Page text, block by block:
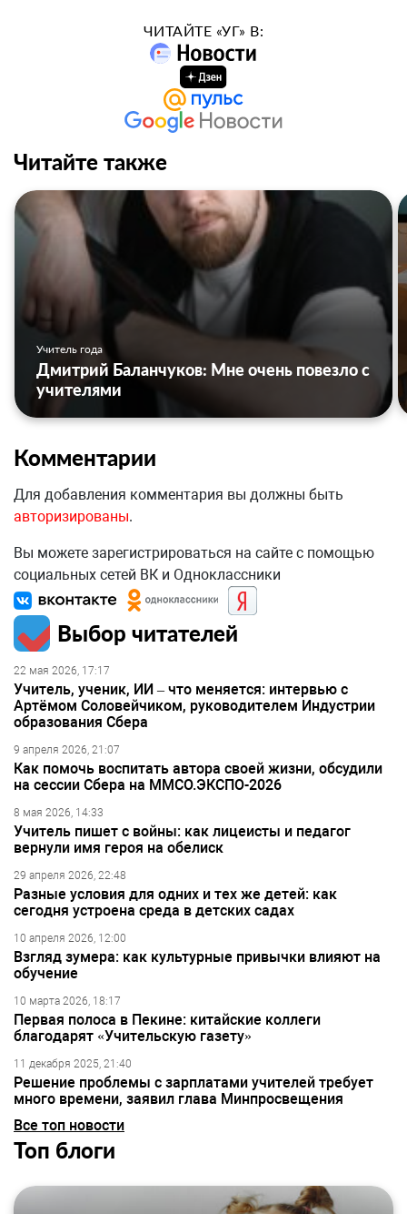
ЧИТАЙТЕ «УГ» В:
Читайте также
Учитель года
Дмитрий Баланчуков: Мне очень повезло с
учителями
Комментарии
Для добавления комментария вы должны быть
авторизированы.
Вы можете зарегистрироваться на сайте с помощью
социальных сетей ВК и Одноклассники
Выбор читателей
22 мая 2026, 17:17
Учитель, ученик, ИИ – что меняется: интервью с
Артёмом Соловейчиком, руководителем Индустрии
образования Сбера
9 апреля 2026, 21:07
Как помочь воспитать автора своей жизни, обсудили
на сессии Сбера на ММСО.ЭКСПО-2026
8 мая 2026, 14:33
Учитель пишет с войны: как лицеисты и педагог
вернули имя героя на обелиск
29 апреля 2026, 22:48
Разные условия для одних и тех же детей: как
сегодня устроена среда в детских садах
10 апреля 2026, 12:00
Взгляд зумера: как культурные привычки влияют на
обучение
10 марта 2026, 18:17
Первая полоса в Пекине: китайские коллеги
благодарят «Учительскую газету»
11 декабря 2025, 21:40
Решение проблемы с зарплатами учителей требует
много времени, заявил глава Минпросвещения
Все топ новости
Топ блоги